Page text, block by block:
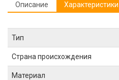
Описание Характеристики
Тип
Страна происхождения
Материал